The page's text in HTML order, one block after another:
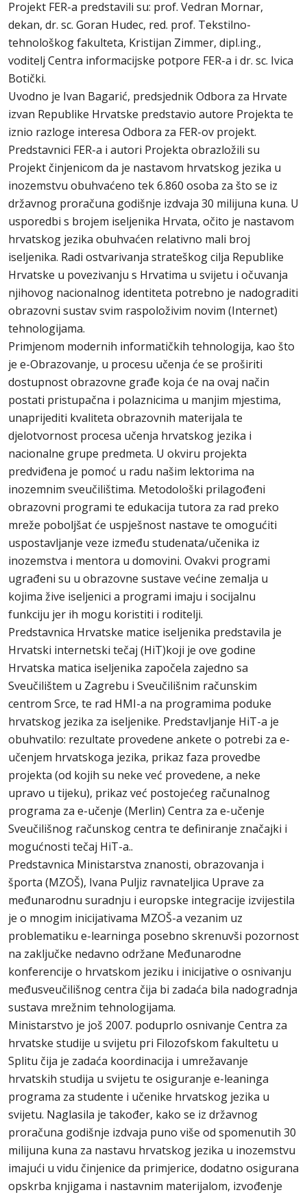
Projekt FER-a predstavili su: prof. Vedran Mornar,
dekan, dr. sc. Goran Hudec, red. prof. Tekstilno-
tehnološkog fakulteta, Kristijan Zimmer, dipl.ing.,
voditelj Centra informacijske potpore FER-a i dr. sc. Ivica
Botički.
Uvodno je Ivan Bagarić, predsjednik Odbora za Hrvate
izvan Republike Hrvatske predstavio autore Projekta te
iznio razloge interesa Odbora za FER-ov projekt.
Predstavnici FER-a i autori Projekta obrazložili su
Projekt činjenicom da je nastavom hrvatskog jezika u
inozemstvu obuhvaćeno tek 6.860 osoba za što se iz
državnog proračuna godišnje izdvaja 30 milijuna kuna. U
usporedbi s brojem iseljenika Hrvata, očito je nastavom
hrvatskog jezika obuhvaćen relativno mali broj
iseljenika. Radi ostvarivanja strateškog cilja Republike
Hrvatske u povezivanju s Hrvatima u svijetu i očuvanja
njihovog nacionalnog identiteta potrebno je nadograditi
obrazovni sustav svim raspoloživim novim (Internet)
tehnologijama.
Primjenom modernih informatičkih tehnologija, kao što
je e-Obrazovanje, u procesu učenja će se proširiti
dostupnost obrazovne građe koja će na ovaj način
postati pristupačna i polaznicima u manjim mjestima,
unaprijediti kvaliteta obrazovnih materijala te
djelotvornost procesa učenja hrvatskog jezika i
nacionalne grupe predmeta. U okviru projekta
predviđena je pomoć u radu našim lektorima na
inozemnim sveučilištima. Metodološki prilagođeni
obrazovni programi te edukacija tutora za rad preko
mreže poboljšat će uspješnost nastave te omogućiti
uspostavljanje veze između studenata/učenika iz
inozemstva i mentora u domovini. Ovakvi programi
ugrađeni su u obrazovne sustave većine zemalja u
kojima žive iseljenici a programi imaju i socijalnu
funkciju jer ih mogu koristiti i roditelji.
Predstavnica Hrvatske matice iseljenika predstavila je
Hrvatski internetski tečaj (HiT)koji je ove godine
Hrvatska matica iseljenika započela zajedno sa
Sveučilištem u Zagrebu i Sveučilišnim računskim
centrom Srce, te rad HMI-a na programima poduke
hrvatskog jezika za iseljenike. Predstavljanje HiT-a je
obuhvatilo: rezultate provedene ankete o potrebi za e-
učenjem hrvatskoga jezika, prikaz faza provedbe
projekta (od kojih su neke već provedene, a neke
upravo u tijeku), prikaz već postojećeg računalnog
programa za e-učenje (Merlin) Centra za e-učenje
Sveučilišnog računskog centra te definiranje značajki i
mogućnosti tečaj HiT-a..
Predstavnica Ministarstva znanosti, obrazovanja i
športa (MZOŠ), Ivana Puljiz ravnateljica Uprave za
međunarodnu suradnju i europske integracije izvijestila
je o mnogim inicijativama MZOŠ-a vezanim uz
problematiku e-learninga posebno skrenuvši pozornost
na zaključke nedavno održane Međunarodne
konferencije o hrvatskom jeziku i inicijative o osnivanju
međusveučilišnog centra čija bi zadaća bila nadogradnja
sustava mrežnim tehnologijama.
Ministarstvo je još 2007. poduprlo osnivanje Centra za
hrvatske studije u svijetu pri Filozofskom fakultetu u
Splitu čija je zadaća koordinacija i umrežavanje
hrvatskih studija u svijetu te osiguranje e-leaninga
programa za studente i učenike hrvatskog jezika u
svijetu. Naglasila je također, kako se iz državnog
proračuna godišnje izdvaja puno više od spomenutih 30
milijuna kuna za nastavu hrvatskog jezika u inozemstvu
imajući u vidu činjenice da primjerice, dodatno osigurana
opskrba knjigama i nastavnim materijalom, izvođenje